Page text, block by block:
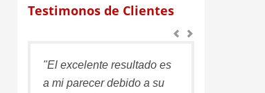
Testimonos de Clientes
"El excelente resultado es
a mi parecer debido a su